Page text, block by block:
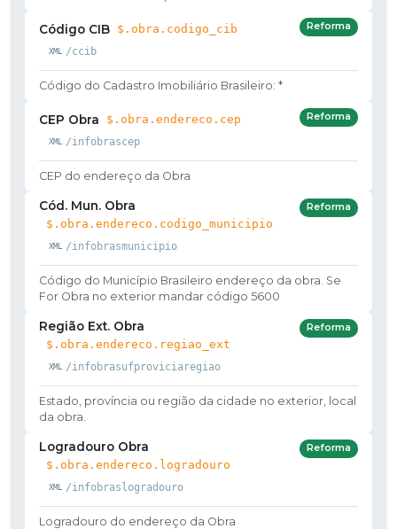
Código CIB $.obra.codigo_cib
/ccib
Reforma
Código do Cadastro Imobiliário Brasileiro: *
CEP Obra $.obra.endereco.cep
/infobrascep
Reforma
CEP do endereço da Obra
Cód. Mun. Obra
$.obra.endereco.codigo_municipio
/infobrasmunicipio
Reforma
Código do Município Brasileiro endereço da obra. Se
For Obra no exterior mandar código 5600
Região Ext. Obra
$.obra.endereco.regiao_ext
/infobrasufproviciaregiao
Reforma
Estado, província ou região da cidade no exterior, local
da obra.
Logradouro Obra
$.obra.endereco.logradouro
/infobraslogradouro
Reforma
Logradouro do endereço da Obra